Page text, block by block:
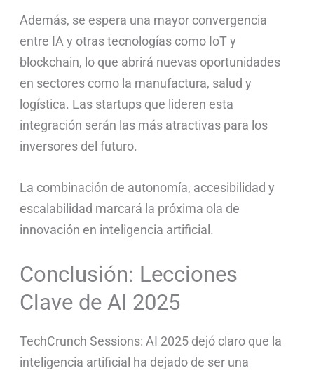
Además, se espera una mayor convergencia
entre IA y otras tecnologías como IoT y
blockchain, lo que abrirá nuevas oportunidades
en sectores como la manufactura, salud y
logística. Las startups que lideren esta
integración serán las más atractivas para los
inversores del futuro.
La combinación de autonomía, accesibilidad y
escalabilidad marcará la próxima ola de
innovación en inteligencia artificial.
Conclusión: Lecciones
Clave de AI 2025
TechCrunch Sessions: AI 2025 dejó claro que la
inteligencia artificial ha dejado de ser una